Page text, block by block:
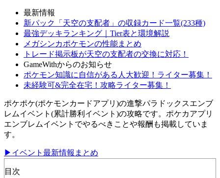
最新情報
新パック「天空の支配者」の収録カード一覧(233種)
最強デッキランキング｜Tier表と環境解説
メガシンカポケモンの性能まとめ
トレード掲示板が天空の支配者の交換に対応！
GameWithからのお知らせ
ポケモン知識に自信がある人大歓迎！ライター募集！
未経験可&完全在宅！攻略ライター募集！
ポケポケ(ポケモンカードアプリ)の進撃パラドックスエンブ
レムイベント(累計勝利イベント)の攻略です。ポケカアプリ
エンブレムイベントでやるべきことや報酬も掲載していま
す。
▶イベント最新情報まとめ
目次